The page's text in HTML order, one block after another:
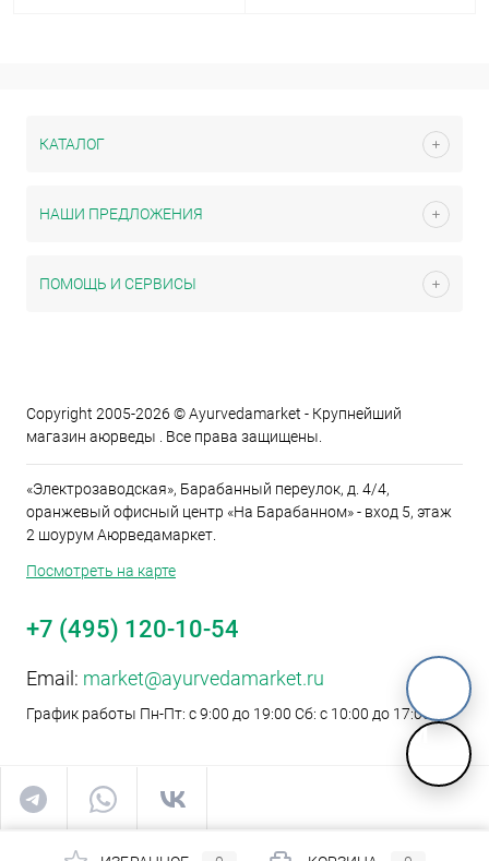
M
КАТАЛОГ
НАШИ ПРЕДЛОЖЕНИЯ
ПОМОЩЬ И СЕРВИСЫ
Copyright 2005-2026 © Ayurvedamarket - Крупнейший
магазин аюрведы . Все права защищены.
«Электрозаводская», Барабанный переулок, д. 4/4,
оранжевый офисный центр «На Барабанном» - вход 5, этаж
2 шоурум Аюрведамаркет.
Посмотреть на карте
+7 (495) 120-10-54
Email: market@ayurvedamarket.ru
График работы Пн-Пт: с 9:00 до 19:00 Сб: с 10:00 до 17:00